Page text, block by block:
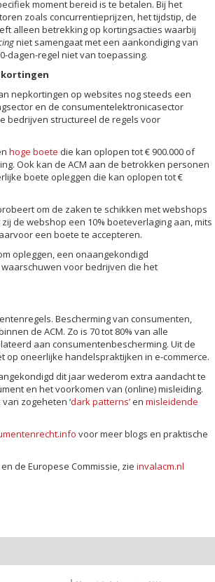
moment bereid is te betalen. Bij het
zoals concurrentieprijzen, het tijdstip, de
alleen betrekking op kortingsacties waarbij
niet samengaat met een aankondiging van
dagen-regel niet van toepassing.
nepkortingen op websites nog steeds een
en de consumentelektronicasector
bedrijven structureel de regels voor
hoge boete die kan oplopen tot € 900.000 of
Ook kan de ACM aan de betrokken personen
boete opleggen die kan oplopen tot €
om de zaken te schikken met webshops
de webshop een 10% boeteverlaging aan, mits
een boete te accepteren.
opleggen, een onaangekondigd
voor bedrijven die het
Bescherming van consumenten,
de ACM. Zo is 70 tot 80% van alle
aan consumentenbescherming. Uit de
op oneerlijke handelspraktijken in e-commerce.
dit jaar wederom extra aandacht te
en het voorkomen van (online) misleiding.
zogeheten ‘dark patterns’en misleidende
voor meer blogs en praktische
de Europese Commissie, zie invalacm.nl